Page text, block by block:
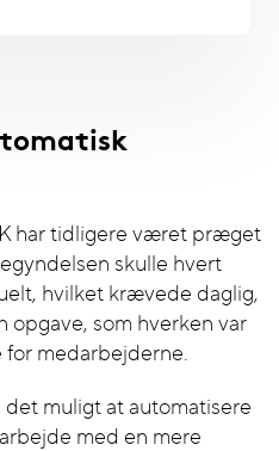
har tidligere været præget
skulle hvert
hvilket krævede daglig,
opgave, som hverken var
medarbejderne.
muligt at automatisere
med en mere